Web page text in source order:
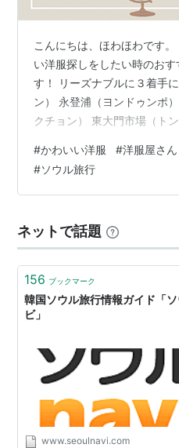
こんにちは、ほわほわです
い洋服探しをしたい時のお
す！ リーズナブルに３着手
ン） 永登浦（ヨンドゥンポ
クチョン） 東大門市場（ト
服店舗が並んでいます。 ど
て ＼激安／ デザインがどれ
目の保養になりますね🤤✨
いました！！ 明洞観光のつ
ね！ 永登浦（ヨンドゥン…
#かわいい洋服 #洋服屋さん
#ソウル旅行
ネットで話題
156 ブックマーク
韓国ソウル旅行情報ガイド「
ビ」
www.seoulnavi.com